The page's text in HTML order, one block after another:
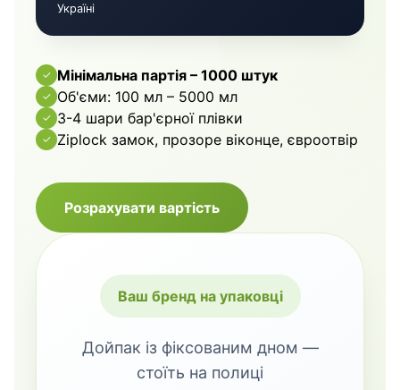
Україні
✓ Мінімальна партія – 1000 штук
✓ Об'єми: 100 мл – 5000 мл
✓ 3-4 шари бар'єрної плівки
✓ Ziplock замок, прозоре віконце, євроотвір
Розрахувати вартість
Ваш бренд на упаковці
Дойпак із фіксованим дном —
стоїть на полиці